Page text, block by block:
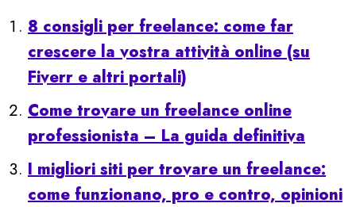
8 consigli per freelance: come far
crescere la vostra attività online (su
Fiverr e altri portali)
Come trovare un freelance online
professionista – La guida definitiva
I migliori siti per trovare un freelance:
come funzionano, pro e contro, opinioni